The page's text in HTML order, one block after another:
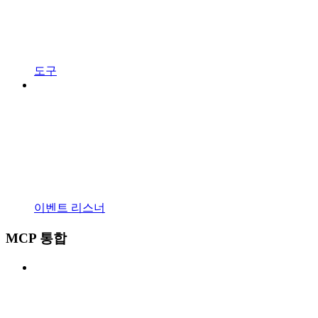
도구
이벤트 리스너
MCP 통합